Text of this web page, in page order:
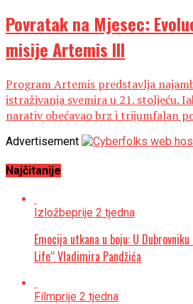
Povratak na Mjesec:
misije Artemis III
Program Artemis predstavlja
istraživanja svemira u 21. stoljeću.
narativ obećavao brz i trijumfalan
Advertisement
Najčitanije
Izložbeprije 2 tjedna
Emocija utkana u boju: U
Life“ Vladimira Pandžića
Filmprije 2 tjedna